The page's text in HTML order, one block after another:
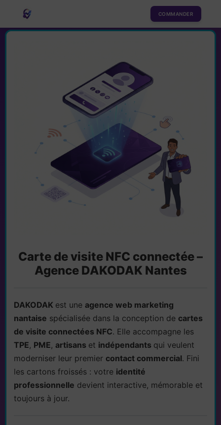
COMMANDER
Carte de visite NFC connectée –
Agence DAKODAK Nantes
DAKODAK est une agence web marketing
nantaise spécialisée dans la conception de cartes
de visite connectées NFC. Elle accompagne les
TPE, PME, artisans et indépendants qui veulent
moderniser leur premier contact commercial. Fini
les cartons froissés : votre identité
professionnelle devient interactive, mémorable et
toujours à jour.